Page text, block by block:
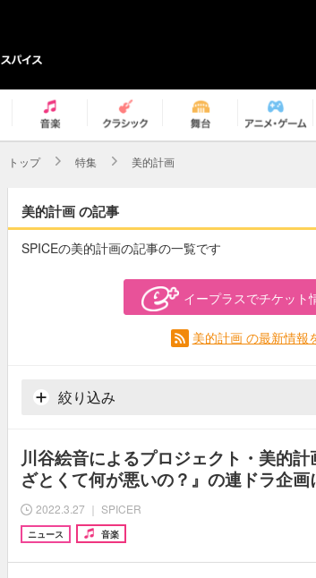
トップ 特集 美的計画
美的計画 の記事
SPICEの美的計画の記事の一覧です
イープラスでチケット
美的計画 の最新情報
絞り込み
川谷絵音によるプロジェクト・美的計
ざとくて何が悪いの？』の連ドラ企
2022.3.27 ｜ SPICER
ニュース 音楽